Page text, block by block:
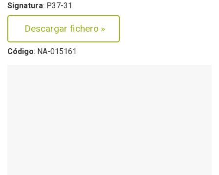
Signatura: P37-31
Descargar fichero »
Código: NA-015161